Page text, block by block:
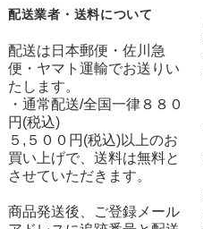
配送業者・送料について
配送は日本郵便・佐川急
便・ヤマト運輸でお送りい
たします。
・通常配送/全国一律８８０
円(税込)
５,５００円(税込)以上のお
買い上げで、送料は無料と
させていただきます。
商品発送後、ご登録メール